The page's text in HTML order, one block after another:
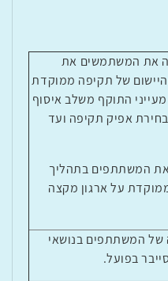
את המשתמשים את
של תקיפה ממוקדת
התוקף משלב איסוף
בחירת אפיק תקיפה ועד
המשתתפים בתהליך
על ארגון מקצה
המשתתפים בנושאי
בפועל.